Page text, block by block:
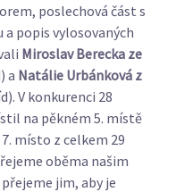
poslechová část s
popis vylosovaných
Miroslav Berecka ze
a Natálie Urbánková z
V konkurenci 28
na pěkném 5. místě
místo z celkem 29
oběma našim
jim, aby je